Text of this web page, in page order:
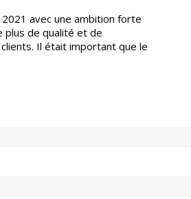
avec une ambition forte
plus de qualité et de
Il était important que le